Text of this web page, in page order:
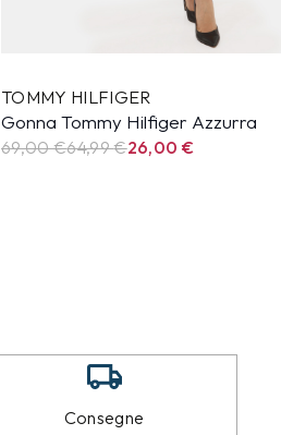
TOMMY HILFIGER
Gonna Tommy Hilfiger Azzurra
69,00 €64,99€26,00 €
Consegne